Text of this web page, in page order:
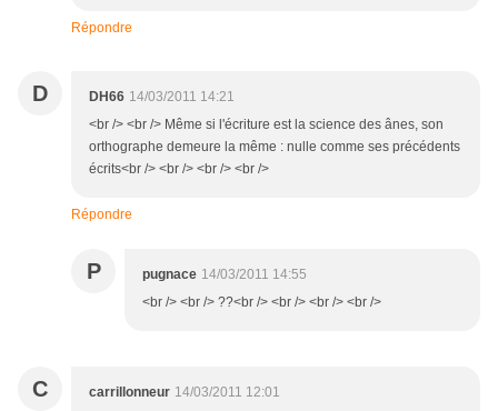
Répondre
D DH66 14/03/2011 14:21
<br /> <br /> Même si l'écriture est la science des ânes, son
orthographe demeure la même : nulle comme ses précédents
écrits<br /> <br /> <br /> <br />
Répondre
P pugnace 14/03/2011 14:55
<br /> <br /> ??<br /> <br /> <br /> <br />
C carrillonneur 14/03/2011 12:01